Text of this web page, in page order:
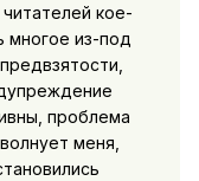
кое-
многое из-под
проблема
меня,